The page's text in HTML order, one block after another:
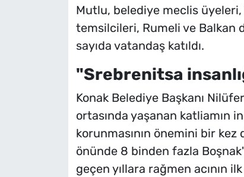
Mutlu, belediye meclis üyeleri,
temsilcileri, Rumeli ve
sayıda vatandaş katıldı.
"Srebrenitsa
Konak Belediye Başkanı
ortasında yaşanan katliamın
korunmasının önemini bir kez
önünde 8 binden fazla
geçen yıllara rağmen acının